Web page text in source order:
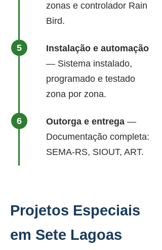
zonas e controlador Rain
Bird.
Instalação e automação
— Sistema instalado,
programado e testado
zona por zona.
Outorga e entrega —
Documentação completa:
SEMA-RS, SIOUT, ART.
Projetos Especiais
em Sete Lagoas